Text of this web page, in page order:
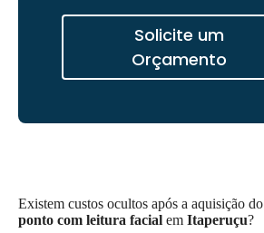
Solicite um
Orçamento
Existem custos ocultos após a aquisição do
ponto com leitura facial em Itaperuçu?